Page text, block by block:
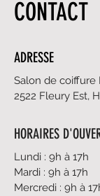
CONTACT
ADRESSE
Salon de coiffure
2522 Fleury Est,
HORAIRES
Lundi : 9h à 17h
Mardi : 9h à 17h
Mercredi : 9h à